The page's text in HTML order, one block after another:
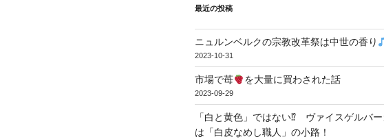
最近の投稿
ニュルンベルクの宗教改革祭は中世の香り
2023-10-31
市場で苺 を大量に買わされた話
2023-09-29
「白と黄色」ではない⁉ ヴァイスゲルバ
は「白皮なめし職人」の小路！